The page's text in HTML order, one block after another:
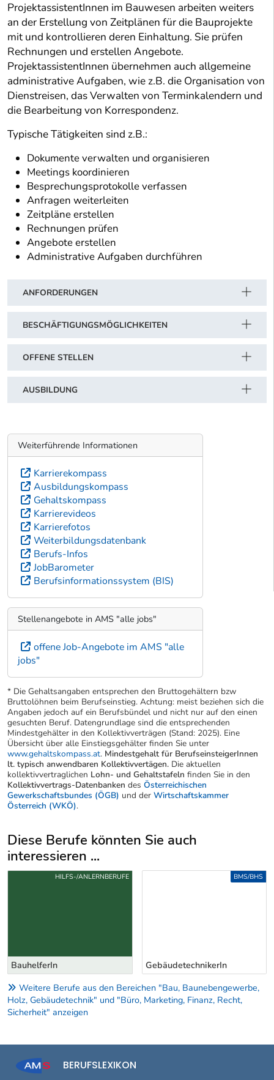
ProjektassistentInnen im Bauwesen arbeiten weiters
an der Erstellung von Zeitplänen für die Bauprojekte
mit und kontrollieren deren Einhaltung. Sie prüfen
Rechnungen und erstellen Angebote.
ProjektassistentInnen übernehmen auch allgemeine
administrative Aufgaben, wie z.B. die Organisation von
Dienstreisen, das Verwalten von Terminkalendern und
die Bearbeitung von Korrespondenz.
Typische Tätigkeiten sind z.B.:
Dokumente verwalten und organisieren
Meetings koordinieren
Besprechungsprotokolle verfassen
Anfragen weiterleiten
Zeitpläne erstellen
Rechnungen prüfen
Angebote erstellen
Administrative Aufgaben durchführen
ANFORDERUNGEN
BESCHÄFTIGUNGSMÖGLICHKEITEN
OFFENE STELLEN
AUSBILDUNG
Weiterführende Informationen
Karrierekompass
Ausbildungskompass
Gehaltskompass
Karrierevideos
Karrierefotos
Weiterbildungsdatenbank
Berufs-Infos
JobBarometer
Berufsinformationssystem (BIS)
Stellenangebote in AMS "alle jobs"
offene Job-Angebote im AMS "alle
jobs"
* Die Gehaltsangaben entsprechen den Bruttogehältern bzw
Bruttolöhnen beim Berufseinstieg. Achtung: meist beziehen sich die
Angaben jedoch auf ein Berufsbündel und nicht nur auf den einen
gesuchten Beruf. Datengrundlage sind die entsprechenden
Mindestgehälter in den Kollektivverträgen (Stand: 2025). Eine
Übersicht über alle Einstiegsgehälter finden Sie unter
www.gehaltskompass.at. Mindestgehalt für BerufseinsteigerInnen
lt. typisch anwendbaren Kollektivvertägen. Die aktuellen
kollektivvertraglichen Lohn- und Gehaltstafeln finden Sie in den
Kollektivvertrags-Datenbanken des Österreichischen
Gewerkschaftsbundes (ÖGB) und der Wirtschaftskammer
Österreich (WKÖ).
Diese Berufe könnten Sie auch
interessieren ...
Uber weitere Berufsvorschläge
BauhelferIn
HILFS-/ANLERNBERUFE
GebäudetechnikerIn
BMS/BHS
Weitere Berufe aus den Bereichen "Bau, Baunebengewerbe,
Holz, Gebäudetechnik" und "Büro, Marketing, Finanz, Recht,
Sicherheit" anzeigen
BERUFSLEXIKON